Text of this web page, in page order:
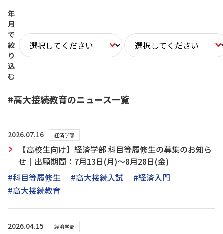
年
月
で
絞
り
込
む
#高大接続教育のニュース一覧
2026.07.16 経済学部
【高校生向け】経済学部 科目等履修生の募集のお知ら
せ｜出願期間：7月13日(月)～8月28日(金)
#科目等履修生
#高大接続入試
#経済入門
#高大接続教育
2026.04.15 経済学部